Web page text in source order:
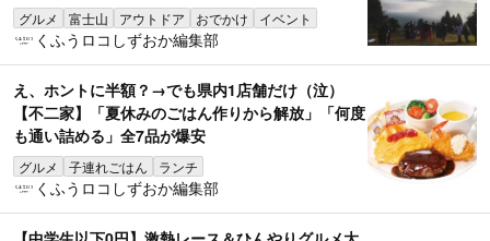
グルメ 富士山 アウトドア おでかけ イベント
くふうロコしずおか編集部
え、ホントに半額？→でも県内1店舗だけ（泣）
【不二家】「夏休みのごはん作りから解放」「何度
も通い詰める」全7品が爆安
グルメ 子連れごはん ランチ
くふうロコしずおか編集部